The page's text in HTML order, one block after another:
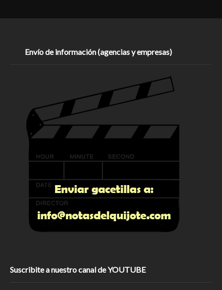
Envío de información (agencias y empresas)
Suscribite a nuestro canal de YOUTUBE